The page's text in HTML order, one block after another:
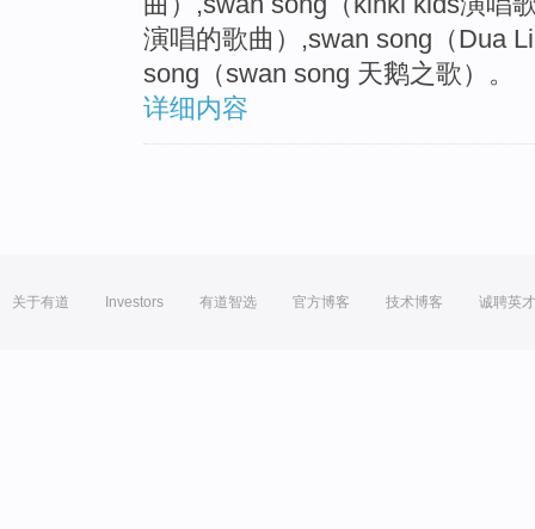
演唱的歌曲）,swan song（Dua
song（swan song 天鹅之歌）。
详细内容
关于有道 Investors 有道智选 官方博客 技术博客 诚聘英才